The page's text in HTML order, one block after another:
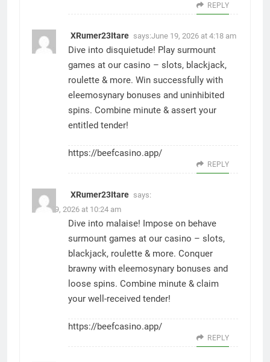
REPLY
XRumer23Itare says:June 19, 2026 at 4:18 am
Dive into disquietude! Play surmount
games at our casino – slots, blackjack,
roulette & more. Win successfully with
eleemosynary bonuses and uninhibited
spins. Combine minute & assert your
entitled tender!
https://beefcasino.app/
REPLY
XRumer23Itare says:
June 19, 2026 at 10:24 am
Dive into malaise! Impose on behave
surmount games at our casino – slots,
blackjack, roulette & more. Conquer
brawny with eleemosynary bonuses and
loose spins. Combine minute & claim
your well-received tender!
https://beefcasino.app/
REPLY